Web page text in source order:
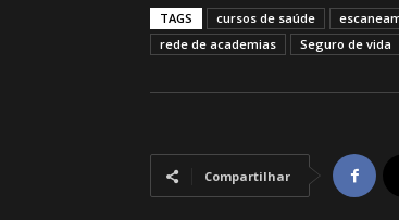
TAGS cursos de saúde
rede de academias
Seguro de vida
Compartilhar